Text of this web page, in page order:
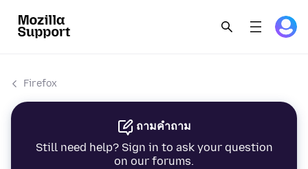
Firefox
ถามคำถาม
Still need help? Sign in to ask your question
on our forums.